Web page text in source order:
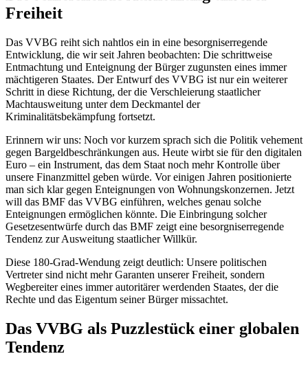
Freiheit
Das VVBG reiht sich nahtlos ein in eine besorgniserregende
Entwicklung, die wir seit Jahren beobachten: Die schrittweise
Entmachtung und Enteignung der Bürger zugunsten eines immer
mächtigeren Staates. Der Entwurf des VVBG ist nur ein weiterer
Schritt in diese Richtung, der die Verschleierung staatlicher
Machtausweitung unter dem Deckmantel der
Kriminalitätsbekämpfung fortsetzt.
Erinnern wir uns: Noch vor kurzem sprach sich die Politik vehement
gegen Bargeldbeschränkungen aus. Heute wirbt sie für den digitalen
Euro – ein Instrument, das dem Staat noch mehr Kontrolle über
unsere Finanzmittel geben würde. Vor einigen Jahren positionierte
man sich klar gegen Enteignungen von Wohnungskonzernen. Jetzt
will das BMF das VVBG einführen, welches genau solche
Enteignungen ermöglichen könnte. Die Einbringung solcher
Gesetzesentwürfe durch das BMF zeigt eine besorgniserregende
Tendenz zur Ausweitung staatlicher Willkür.
Diese 180-Grad-Wendung zeigt deutlich: Unsere politischen
Vertreter sind nicht mehr Garanten unserer Freiheit, sondern
Wegbereiter eines immer autoritärer werdenden Staates, der die
Rechte und das Eigentum seiner Bürger missachtet.
Das VVBG als Puzzlestück einer globalen
Tendenz